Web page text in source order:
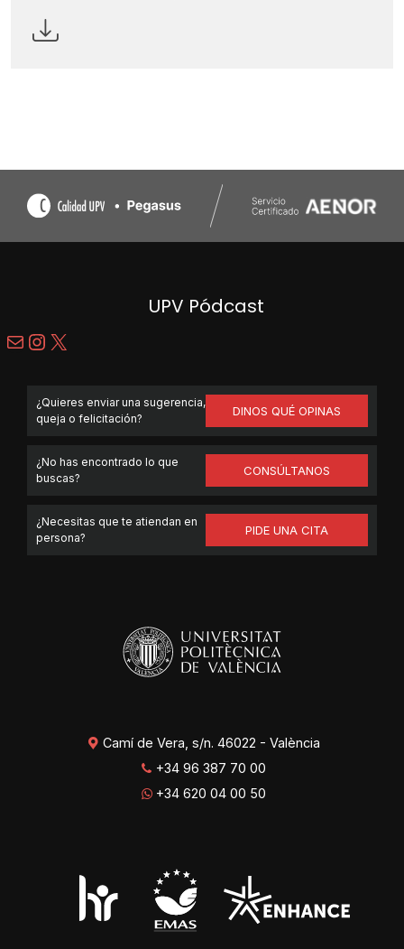
UPV Pódcast
Correo electrónico
Instagram
X
¿Quieres enviar una sugerencia,
queja o felicitación?
DINOS QUÉ OPINAS
¿No has encontrado lo que
buscas?
CONSÚLTANOS
¿Necesitas que te atiendan en
persona?
PIDE UNA CITA
Camí de Vera, s/n. 46022 - València
+34 96 387 70 00
+34 620 04 00 50